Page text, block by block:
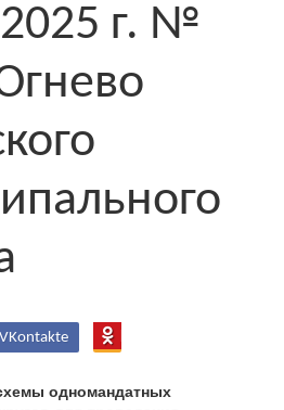
г. №
VKontakte
одномандатных